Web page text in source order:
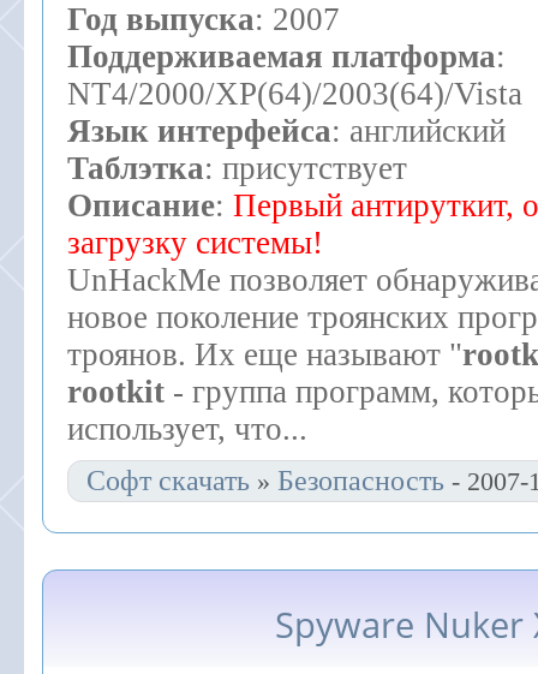
Год выпуска: 2007
Поддерживаемая платформа:
NT4/2000/XP(64)/2003(64)/Vista
Язык интерфейса: английский
Таблэтка: присутствует
Описание: Первый антируткит,
загрузку системы!
UnHackMe позволяет
новое поколение троянских
троянов. Их еще называют "
rootkit - группа программ,
использует, что...
Софт скачать » Безопасность - 2007-
Spyware Nuker